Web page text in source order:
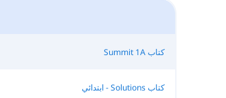
كتاب Summit 1A
كتاب Solutions - ابتدائي